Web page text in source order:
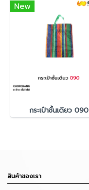
New
กระเป๋าชั้นเดียว 090
สินค้าของเรา